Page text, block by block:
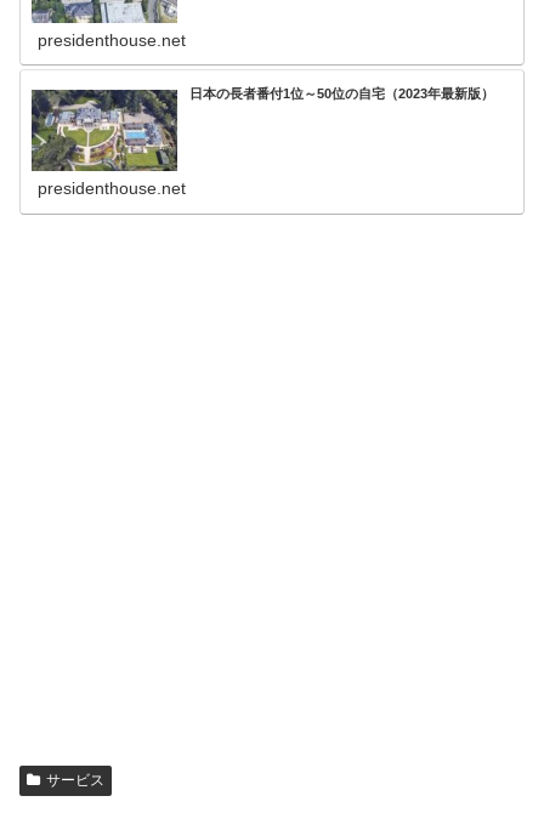
presidenthouse.net
日本の長者番付1位～50位の自宅（2023年最新版）
presidenthouse.net
サービス